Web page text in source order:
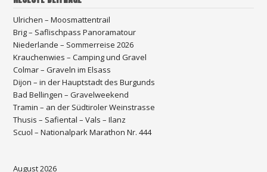
Ulrichen – Moosmattentrail
Brig – Saflischpass Panoramatour
Niederlande – Sommerreise 2026
Krauchenwies – Camping und Gravel
Colmar – Graveln im Elsass
Dijon – in der Hauptstadt des Burgunds
Bad Bellingen – Gravelweekend
Tramin – an der Südtiroler Weinstrasse
Thusis – Safiental – Vals – Ilanz
Scuol – Nationalpark Marathon Nr. 444
August 2026